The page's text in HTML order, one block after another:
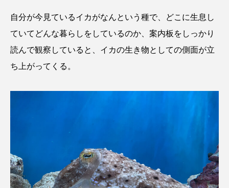
自分が今見ているイカがなんという種で、どこに生息し
ていてどんな暮らしをしているのか、案内板をしっかり
読んで観察していると、イカの生き物としての側面が立
ち上がってくる。